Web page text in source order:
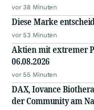
vor 38 Minuten
Diese Marke
vor 53 Minuten
Aktien mit extremer
06.08.2026
vor 55 Minuten
DAX, Iovance
der Community am